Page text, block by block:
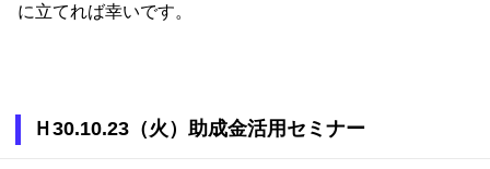
に立てれば幸いです。
Ｈ30.10.23（火）助成金活用セミナー